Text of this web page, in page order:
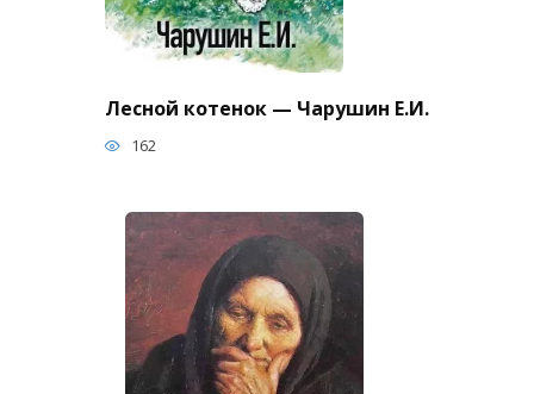
Лесной котенок — Чарушин Е.И.
162